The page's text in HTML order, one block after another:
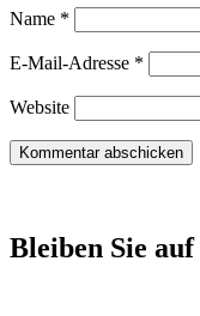
Name *
E-Mail-Adresse *
Website
Bleiben Sie